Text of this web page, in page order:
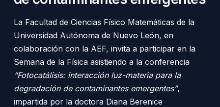
La Facultad de Ciencias Físico Matemáticas de la
Universidad Autónoma de Nuevo León, en
colaboración con la AEF, invita a participar en la
Semana de la Física asistiendo a la conferencia
“Fotocatálisis: interacción luz-materia para la
degradación de contaminantes emergentes”,
impartida por la doctora Diana Berenice